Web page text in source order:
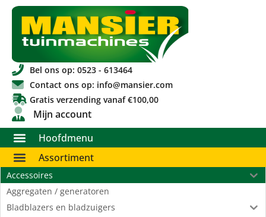
Bel ons op: 0523 - 613464
Contact ons op: info@mansier.com
Gratis verzending vanaf €100,00
Mijn account
Hoofdmenu
Assortiment
Accessoires
Aggregaten / generatoren
Bladblazers en bladzuigers